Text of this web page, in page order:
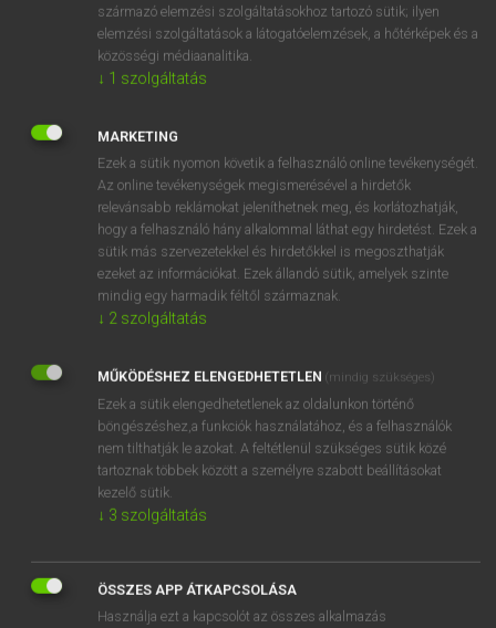
OOOOPS!
SZOTAR.NET APPLIKÁCIÓ
MICROSOFT OFFICE BŐVÍTMÉNY
BEÉPÜLŐ SZÓTÁRMODUL
ONLINE NYELVVIZSGA
EGYÉNI FELHASZNÁLÓKNAK
TANULÓKNAK
OKTATÁSI INTÉZMÉNYEKNEK
VÁLLALATI MEGOLDÁSOK
RÓLUNK
ELÉRHETŐSÉG
SÜTI BEÁLLÍTÁSOK
származó elemzési szolgáltatásokhoz tartozó sütik; ilyen
elemzési szolgáltatások a látogatóelemzések, a hőtérképek és a
közösségi médiaanalitika.
↓ 1 szolgáltatás
MARKETING
Ezek a sütik nyomon követik a felhasználó online tevékenységét.
Az online tevékenységek megismerésével a hirdetők
relevánsabb reklámokat jeleníthetnek meg, és korlátozhatják,
hogy a felhasználó hány alkalommal láthat egy hirdetést. Ezek a
sütik más szervezetekkel és hirdetőkkel is megoszthatják
ezeket az információkat. Ezek állandó sütik, amelyek szinte
mindig egy harmadik féltől származnak.
↓ 2 szolgáltatás
MŰKÖDÉSHEZ ELENGEDHETETLEN (mindig szükséges)
Ezek a sütik elengedhetetlenek az oldalunkon történő
böngészéshez,a funkciók használatához, és a felhasználók
nem tilthatják le azokat. A feltétlenül szükséges sütik közé
tartoznak többek között a személyre szabott beállításokat
kezelő sütik.
↓ 3 szolgáltatás
ÖSSZES APP ÁTKAPCSOLÁSA
Használja ezt a kapcsolót az összes alkalmazás